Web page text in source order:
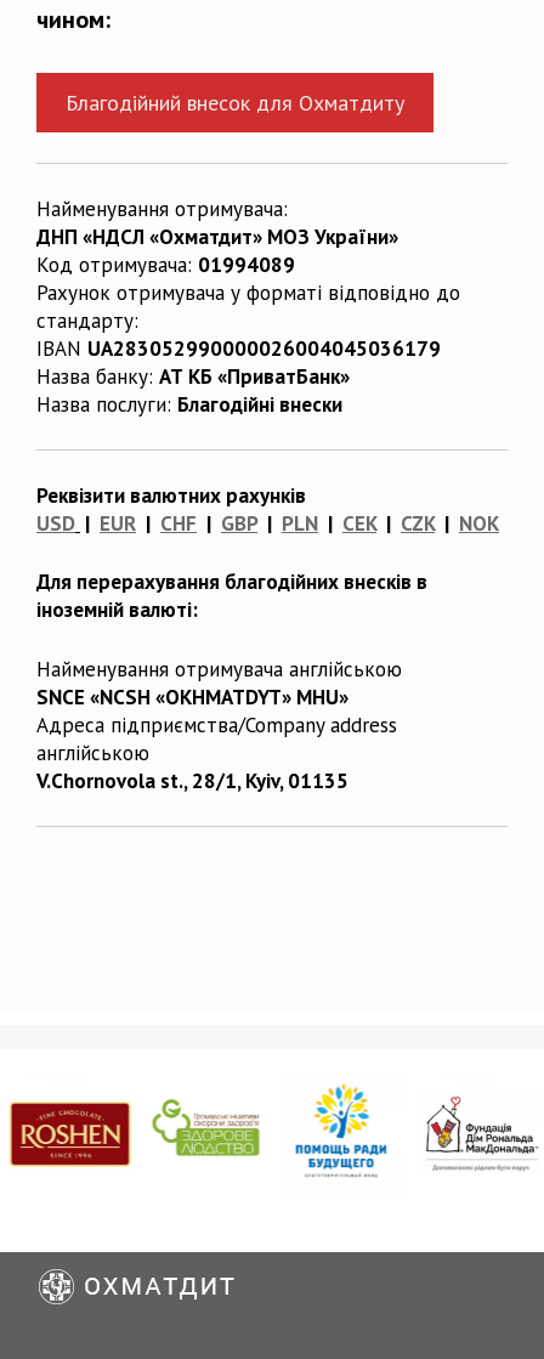
чином:
Благодійний внесок для Охматдиту
Найменування отримувача:
ДНП «НДСЛ «Охматдит» МОЗ України»
Код отримувача: 01994089
Рахунок отримувача у форматі відповідно до
стандарту:
IBAN UA283052990000026004045036179
Назва банку: АТ КБ «ПриватБанк»
Назва послуги: Благодійні внески
Реквізити валютних рахунків
USD | EUR | CHF | GBP| PLN | CEK| CZK| NOK
Для перерахування благодійних внесків в
іноземній валюті:
Найменування отримувача англійською
SNCE «NCSH «OKHMATDYT» MHU»
Адреса підприємства/Company address
англійською
V.Chornovola st., 28/1, Kyiv, 01135